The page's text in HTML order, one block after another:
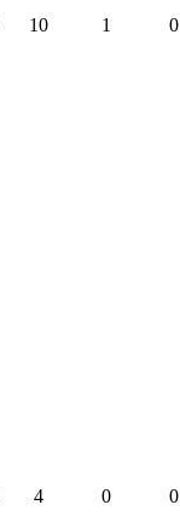
10 1 0
4 0 0